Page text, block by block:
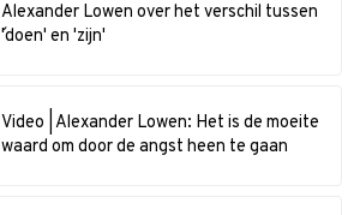
Alexander Lowen over het verschil tussen
´'doen' en 'zijn'
Video | Alexander Lowen: Het is de moeite
waard om door de angst heen te gaan